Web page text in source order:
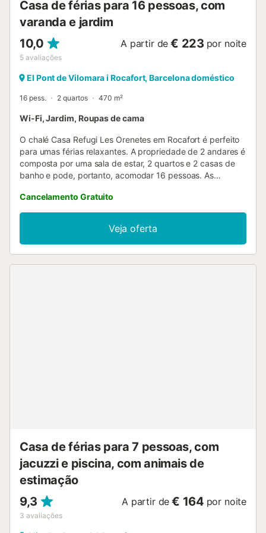
Casa de férias para 16 pessoas, com
varanda e jardim
10,0
5 avaliações
A partir de € 223 por noite
El Pont de Vilomara i Rocafort, Barcelona doméstico
16 pess. 2 quartos 470 m²
Wi-Fi, Jardim, Roupas de cama
O chalé Casa Refugi Les Orenetes em Rocafort é perfeito
para umas férias relaxantes. A propriedade de 2 andares é
composta por uma sala de estar, 2 quartos e 2 casas de
banho e pode, portanto, acomodar 16 pessoas. As
trabalho dedicado para escritório em casa, uma máquina
de lavar roupa, bem como livros e brinquedos para
crianças. Este alojamento não dispõe de: ar condicionado
e toalhas. Esta propriedade dispõe de uma área exterior
privada com um jardim, uma varanda e comodidades para
Cancelamento Gratuito
Veja oferta
Casa de férias para 7 pessoas, com
jacuzzi e piscina, com animais de
estimação
9,3
3 avaliações
A partir de € 164 por noite